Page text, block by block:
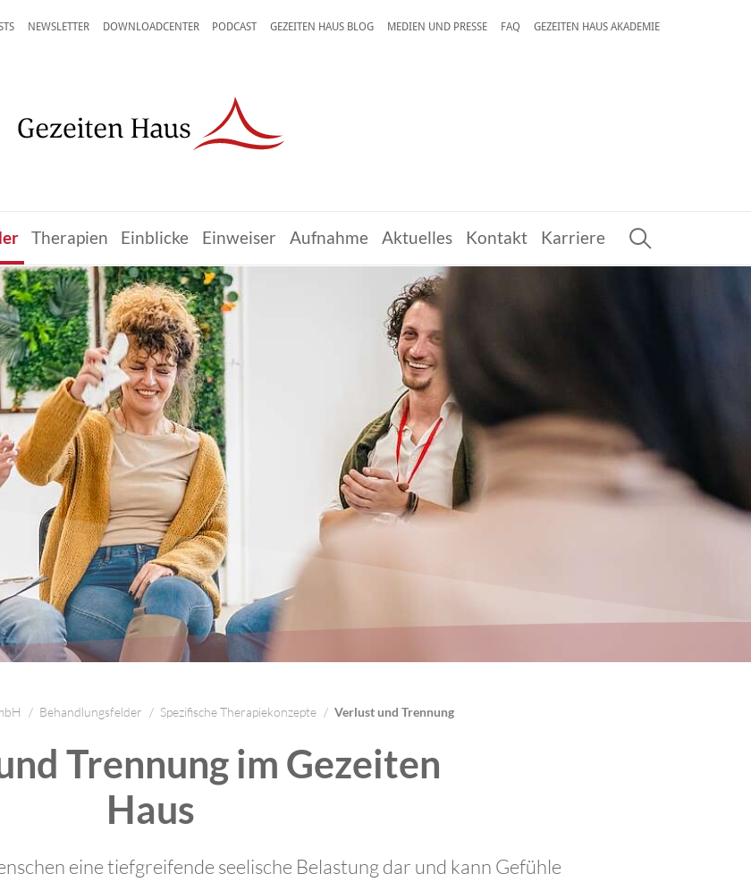
NEWSLETTER DOWNLOADCENTER PODCAST GEZEITEN HAUS BLOG MEDIEN UND PRESSE FAQ GEZEITEN HAUS AKADEMIE
Therapien Einblicke Einweiser Aufnahme Aktuelles Kontakt Karriere
Behandlungsfelder Spezifische Therapiekonzepte Verlust und Trennung
Trennung im Gezeiten
Haus
eine tiefgreifende seelische Belastung dar und kann Gefühle